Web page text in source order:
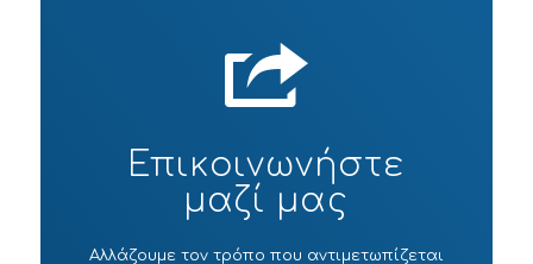
Επικοινωνήστε
μαζί μας
Αλλάζουμε τον τρόπο που αντιμετωπίζεται